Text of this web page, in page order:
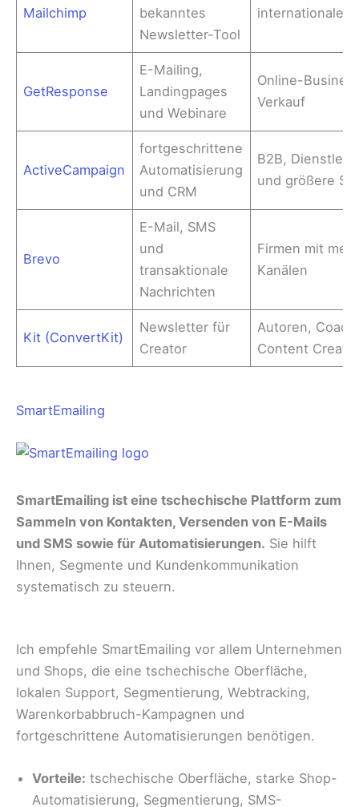
Mailchimp
bekanntes
Newsletter-Tool
internationale
GetResponse
E-Mailing,
Landingpages
und Webinare
Online-
Verkauf
ActiveCampaign
fortgeschrittene
Automatisierung
und CRM
B2B,
und größere
Brevo
E-Mail, SMS
und
transaktionale
Nachrichten
Firmen mit
Kanälen
Kit (ConvertKit)
Newsletter für
Creator
Autoren,
Content
SmartEmailing
SmartEmailing ist eine tschechische Plattform zum
Sammeln von Kontakten, Versenden von E-Mails
und SMS sowie für Automatisierungen. Sie hilft
Ihnen, Segmente und Kundenkommunikation
systematisch zu steuern.
Ich empfehle SmartEmailing vor allem Unternehmen
und Shops, die eine tschechische Oberfläche,
lokalen Support, Segmentierung, Webtracking,
Warenkorbabbruch-Kampagnen und
fortgeschrittene Automatisierungen benötigen.
Vorteile: tschechische Oberfläche, starke Shop-
Automatisierung, Segmentierung, SMS-